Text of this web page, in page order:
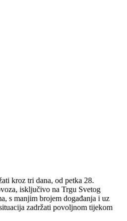
kroz tri dana, od petka 28.
isključivo na Trgu Svetog
s manjim brojem događanja i uz
zadržati povoljnom tijekom